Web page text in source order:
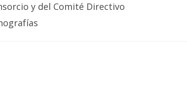
y del Comité Directivo